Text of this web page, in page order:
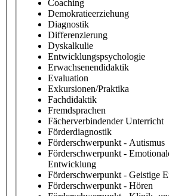
Coaching
Demokratieerziehung
Diagnostik
Differenzierung
Dyskalkulie
Entwicklungspsychologie
Erwachsenendidaktik
Evaluation
Exkursionen/Praktika
Fachdidaktik
Fremdsprachen
Fächerverbindender Unterricht
Förderdiagnostik
Förderschwerpunkt - Autismus
Förderschwerpunkt -
Entwicklung
Förderschwerpunkt - Geistige
Förderschwerpunkt - Hören